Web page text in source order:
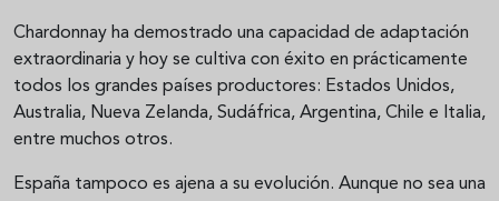
Chardonnay ha demostrado una capacidad de adaptación
extraordinaria y hoy se cultiva con éxito en prácticamente
todos los grandes países productores: Estados Unidos,
Australia, Nueva Zelanda, Sudáfrica, Argentina, Chile e Italia,
entre muchos otros.
España tampoco es ajena a su evolución. Aunque no sea una